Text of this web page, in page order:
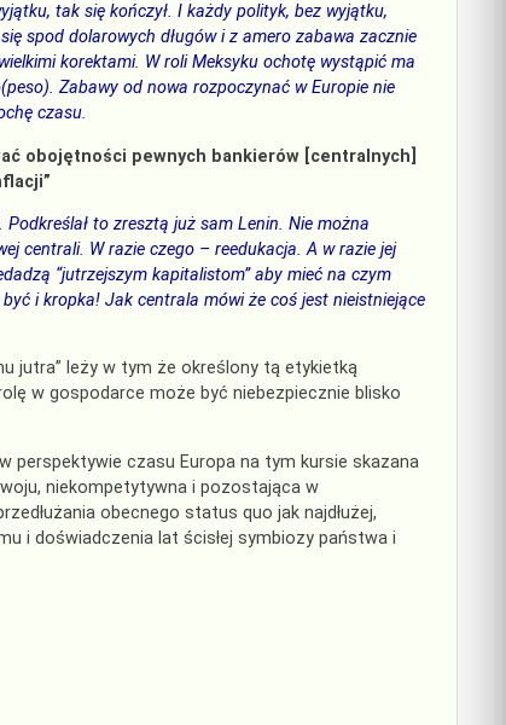
tak się kończył. I każdy polityk, bez wyjątku,
spod dolarowych długów i z amerozabawa zacznie
korektami. W roli Meksyku ochotę wystąpić ma
Zabawy od nowa rozpoczynać w Europie nie
czasu.
obojętności pewnych bankierów [centralnych]
to zresztą już sam Lenin. Nie można
centrali. W razie czego – reedukacja. A w razie jej
“jutrzejszym kapitalistom” aby mieć na czym
i kropka! Jak centrala mówi że coś jest nieistniejące
jutra” leży w tym że określony tą etykietką
w gospodarce może być niebezpiecznie blisko
perspektywie czasu Europa na tym kursie skazana
niekompetytywna i pozostająca w
obecnego status quo jak najdłużej,
i doświadczenia lat ścisłej symbiozy państwa i